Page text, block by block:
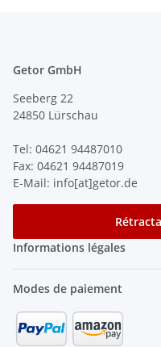
Getor GmbH
Seeberg 22
24850 Lürschau
Tel: 04621 94487010
Fax: 04621 94487019
E-Mail: info[at]getor.de
Informations légales
Modes de paiement